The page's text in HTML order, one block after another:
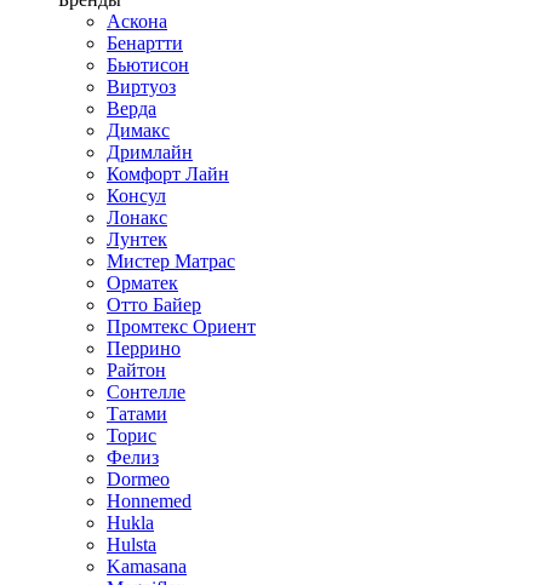
Аскона
Бенартти
Бьютисон
Виртуоз
Верда
Димакс
Дримлайн
Комфорт Лайн
Консул
Лонакс
Лунтек
Мистер Матрас
Орматек
Отто Байер
Промтекс Ориент
Перрино
Райтон
Сонтелле
Татами
Торис
Фелиз
Dormeo
Honnemed
Hukla
Hulsta
Kamasana